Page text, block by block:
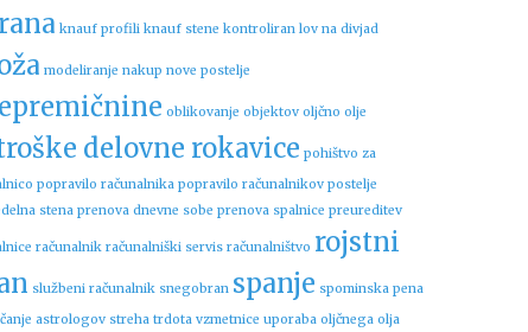
knauf profili knauf stene kontroliran lov na divjad
modeliranje nakup nove postelje
oblikovanje objektov oljčno olje
delovne rokavice pohištvo za
popravilo računalnika popravilo računalnikov postelje
stena prenova dnevne sobe prenova spalnice preureditev
računalnik računalniški servis računalništvo rojstni
službeni računalnik snegobran spanje spominska pena
astrologov streha trdota vzmetnice uporaba oljčnega olja